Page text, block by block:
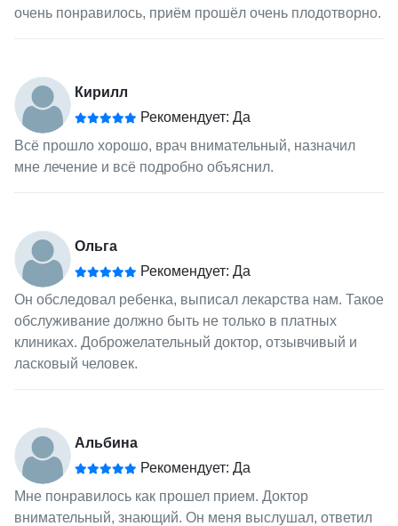
очень понравилось, приём прошёл очень плодотворно.
Кирилл
Рекомендует: Да
Всё прошло хорошо, врач внимательный, назначил
мне лечение и всё подробно объяснил.
Ольга
Рекомендует: Да
Он обследовал ребенка, выписал лекарства нам. Такое
обслуживание должно быть не только в платных
клиниках. Доброжелательный доктор, отзывчивый и
ласковый человек.
Альбина
Рекомендует: Да
Мне понравилось как прошел прием. Доктор
внимательный, знающий. Он меня выслушал, ответил